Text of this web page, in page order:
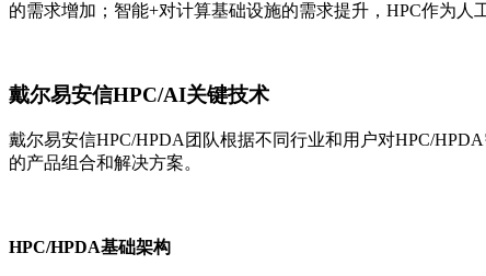
的需求增加；智能+对计算基础设施的需求提升，HPC作为
戴尔易安信HPC/AI关键技术
戴尔易安信HPC/HPDA团队根据不同行业和用户对HPC/
的产品组合和解决方案。
HPC/HPDA基础架构